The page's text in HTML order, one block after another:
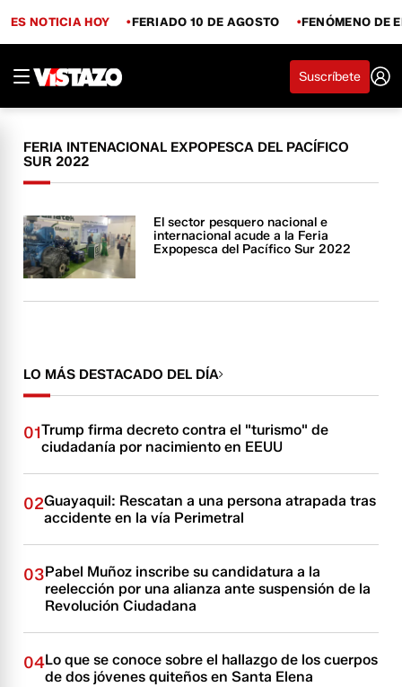
ES NOTICIA HOY FERIADO 10 DE AGOSTO FENÓMENO DE
Suscríbete
FERIA INTENACIONAL EXPOPESCA DEL PACÍFICO
SUR 2022
El sector pesquero nacional e
internacional acude a la Feria
Expopesca del Pacífico Sur 2022
LO MÁS DESTACADO DEL DÍA
01Trump firma decreto contra el "turismo" de
ciudadanía por nacimiento en EEUU
02Guayaquil: Rescatan a una persona atrapada tras
accidente en la vía Perimetral
03Pabel Muñoz inscribe su candidatura a la
reelección por una alianza ante suspensión de la
Revolución Ciudadana
04Lo que se conoce sobre el hallazgo de los cuerpos
de dos jóvenes quiteños en Santa Elena